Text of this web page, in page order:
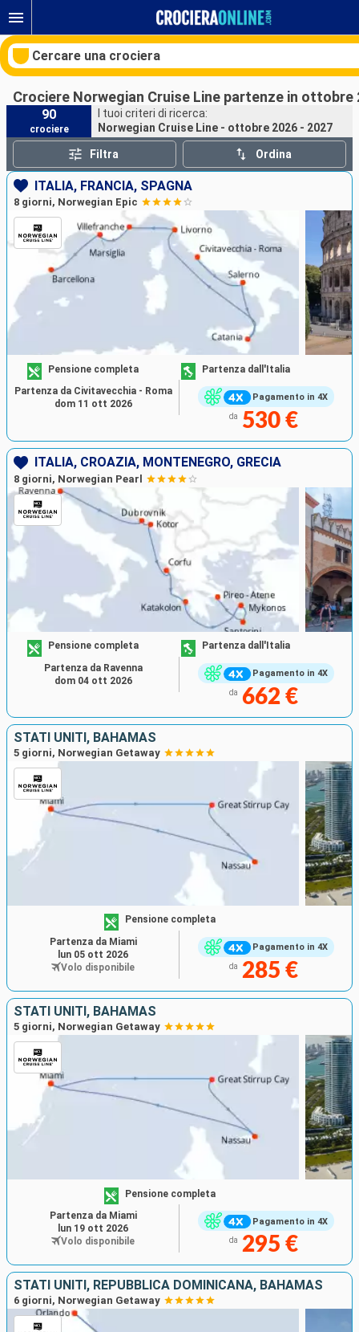
Cercare una crociera
Le nostre destinazioni
Mesi di partenza
Porti Compagnie
Ricerca
Crociere Norwegian Cruise Line partenze in ottobre
90
crociere
I tuoi criteri di ricerca:
Norwegian Cruise Line - ottobre 2026 - 2027
Filtra Ordina
ITALIA, FRANCIA, SPAGNA
8 giorni, Norwegian Epic
Pagamento in 4X
Pensione completa Partenza dall'Italia
da 530 €
Partenza da Civitavecchia - Roma
dom 11 ott 2026
ITALIA, CROAZIA, MONTENEGRO, GRECIA
8 giorni, Norwegian Pearl
Pagamento in 4X
Pensione completa Partenza dall'Italia
da 662 €
Partenza da Ravenna
dom 04 ott 2026
STATI UNITI, BAHAMAS
5 giorni, Norwegian Getaway
Pagamento in 4X
Pensione completa
da 285 €
Partenza da Miami
lun 05 ott 2026
Volo disponibile
STATI UNITI, BAHAMAS
5 giorni, Norwegian Getaway
Pagamento in 4X
Pensione completa
da 295 €
Partenza da Miami
lun 19 ott 2026
Volo disponibile
STATI UNITI, REPUBBLICA DOMINICANA, BAHAMAS
6 giorni, Norwegian Getaway